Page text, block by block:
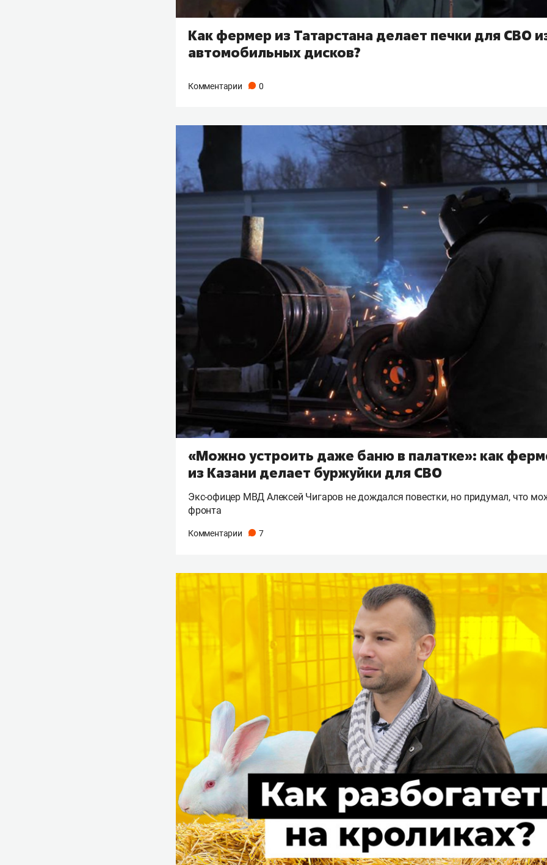
Как фермер из Татарстана делает печки для СВО
автомобильных дисков?
Комментарии 0
«Можно устроить даже баню в палатке»: как
из Казани делает буржуйки для СВО
Экс-офицер МВД Алексей Чигаров не дождался повестки, но придумал, что
фронта
Комментарии 7